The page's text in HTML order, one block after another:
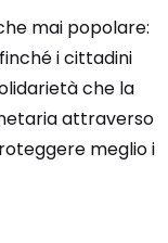
mai popolare:
i cittadini
che la
attraverso
meglio i